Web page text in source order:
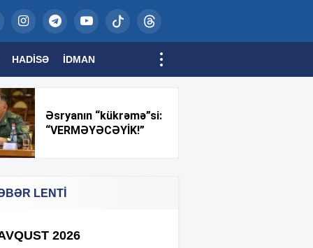
HADISƏ İDMAN
Əsryanın “kükrəmə”si:
“VERMƏYƏCƏYİK!”
LENTİ
2026